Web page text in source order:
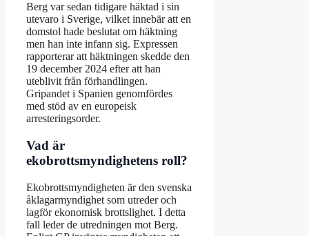
Berg var sedan tidigare häktad i sin
utevaro i Sverige, vilket innebär att en
domstol hade beslutat om häktning
men han inte infann sig. Expressen
rapporterar att häktningen skedde den
19 december 2024 efter att han
uteblivit från förhandlingen.
Gripandet i Spanien genomfördes
med stöd av en europeisk
arresteringsorder.
Vad är
ekobrottsmyndighetens roll?
Ekobrottsmyndigheten är den svenska
åklagarmyndighet som utreder och
lagför ekonomisk brottslighet. I detta
fall leder de utredningen mot Berg.